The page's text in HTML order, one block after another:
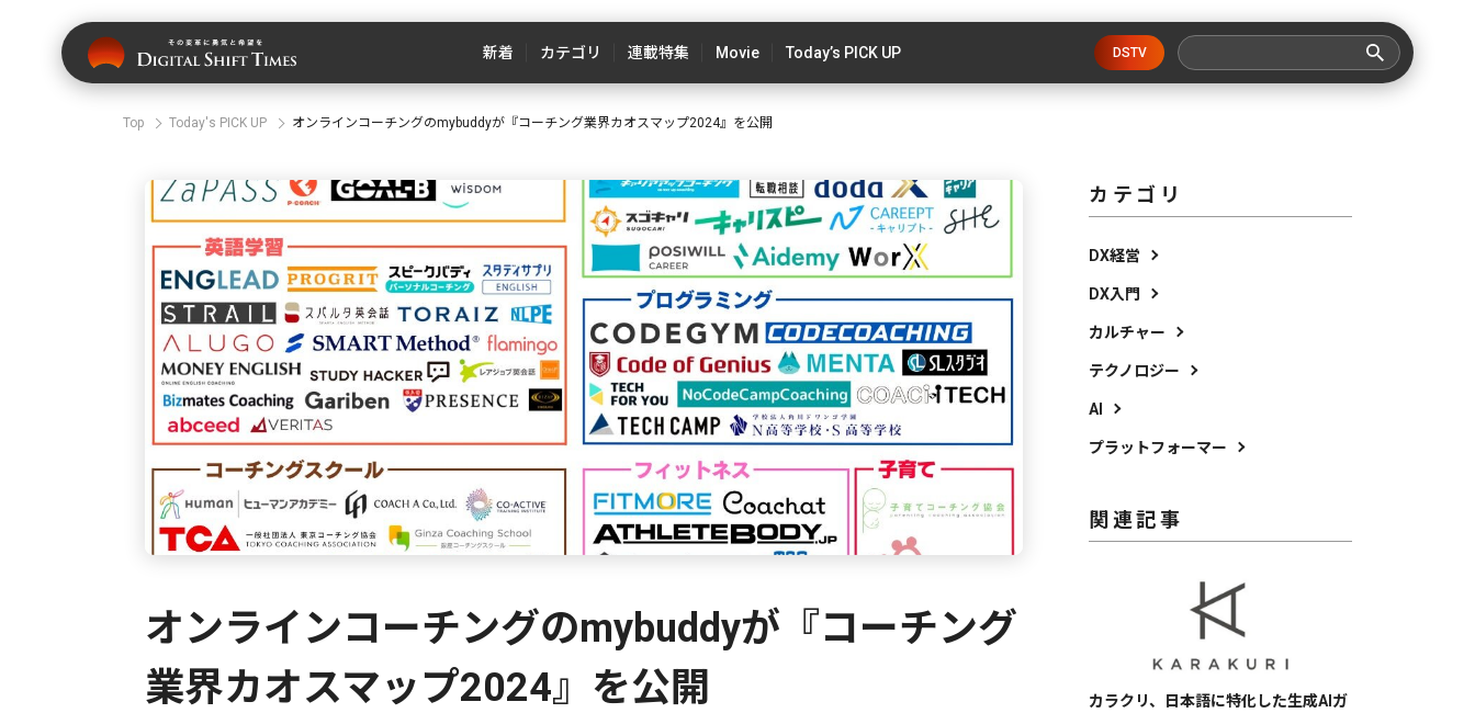
新着 カテゴリ 連載特集 Movie Today’s PICK UP DSTV
Top Today's PICK UP オンラインコーチングのmybuddyが『コーチング業界カオスマップ2024』を公開
オンラインコーチングのmybuddyが『コーチング
業界カオスマップ2024』を公開
カテゴリ
DX経営
DX入門
カルチャー
テクノロジー
AI
プラットフォーマー
関連記事
カラクリ、日本語に特化した生成AIガ